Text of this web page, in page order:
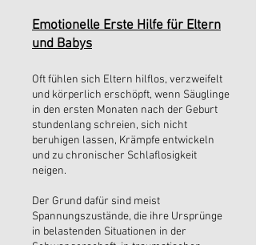
Emotionelle Erste Hilfe für Eltern
und Babys
Oft fühlen sich Eltern hilflos, verzweifelt
und körperlich erschöpft, wenn Säuglinge
in den ersten Monaten nach der Geburt
stundenlang schreien, sich nicht
beruhigen lassen, Krämpfe entwickeln
und zu chronischer Schlaflosigkeit
neigen.
Der Grund dafür sind meist
Spannungszustände, die ihre Ursprünge
in belastenden Situationen in der